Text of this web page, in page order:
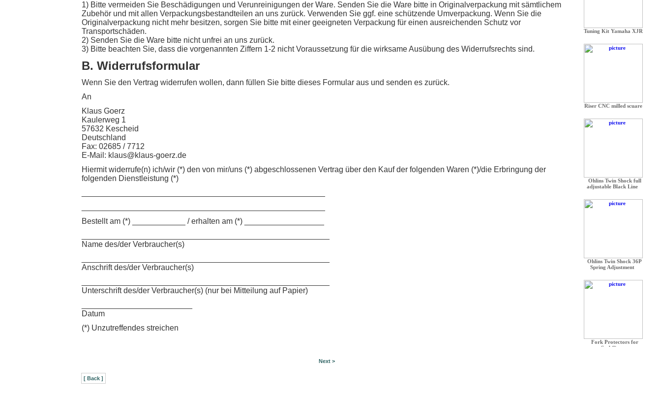
1) Bitte vermeiden Sie Beschädigungen und Verunreinigungen der Ware. Senden Sie die Ware bitte in Originalverpackung mit sämtlichem
Zubehör und mit allen Verpackungsbestandteilen an uns zurück. Verwenden Sie ggf. eine schützende Umverpackung. Wenn Sie die
Originalverpackung nicht mehr besitzen, sorgen Sie bitte mit einer geeigneten Verpackung für einen ausreichenden Schutz vor
Transportschäden.
2) Senden Sie die Ware bitte nicht unfrei an uns zurück.
3) Bitte beachten Sie, dass die vorgenannten Ziffern 1-2 nicht Voraussetzung für die wirksame Ausübung des Widerrufsrechts sind.
B. Widerrufsformular
Wenn Sie den Vertrag widerrufen wollen, dann füllen Sie bitte dieses Formular aus und senden es zurück.
An
Klaus Goerz
Kaulerweg 1
57632 Kescheid
Deutschland
Fax: 02685 / 7712
E-Mail: klaus@klaus-goerz.de
Hiermit widerrufe(n) ich/wir (*) den von mir/uns (*) abgeschlossenen Vertrag über den Kauf der folgenden Waren (*)/die Erbringung der
folgenden Dienstleistung (*)
Bestellt am (*) ____________ / erhalten am (*) __________________
Name des/der Verbraucher(s)
Anschrift des/der Verbraucher(s)
Unterschrift des/der Verbraucher(s) (nur bei Mitteilung auf Papier)
Datum
(*) Unzutreffendes streichen
Next >
[ Back ]